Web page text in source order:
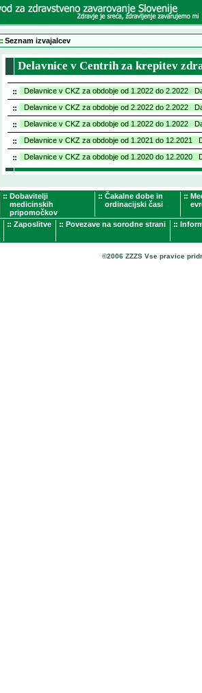
Seznam izvajalcev
Delavnice v Centrih za krepitev
Delavnice v CKZ za obdobje od 1.2022 do 2.2022
Delavnice v CKZ za obdobje od 2.2022 do 2.2022
Delavnice v CKZ za obdobje od 1.2022 do 1.2022
Delavnice v CKZ za obdobje od 1.2021 do 12.2021
Delavnice v CKZ za obdobje od 1.2020 do 12.2020
Dobavitelji
medicinskih
pripomočkov
Čakalne dobe in
ordinacijski časi
Zaposlitve Povezave na sorodne strani
©2006 ZZZS Vse pravice